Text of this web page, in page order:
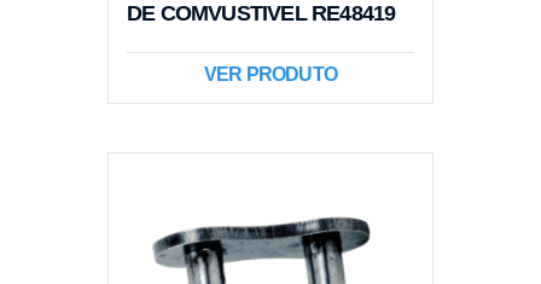
DE COMVUSTIVEL RE48419
VER PRODUTO